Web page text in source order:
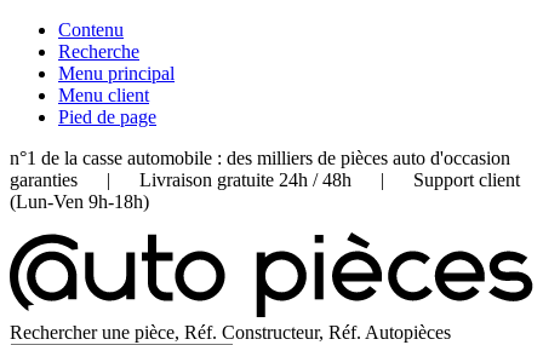
Contenu
Recherche
Menu principal
Menu client
Pied de page
n°1 de la casse automobile : des milliers de pièces auto d'occasion
garanties | Livraison gratuite 24h / 48h | Support client
(Lun-Ven 9h-18h)
Rechercher une pièce, Réf. Constructeur, Réf. Autopièces